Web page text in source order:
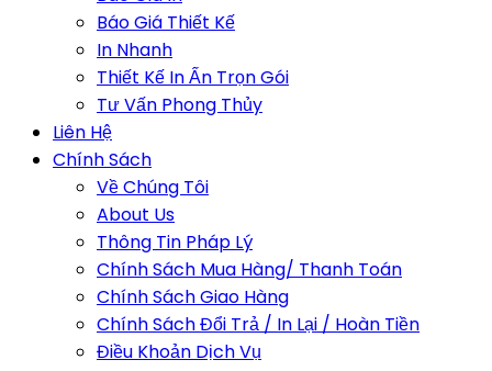
Báo Giá Thiết Kế
In Nhanh
Thiết Kế In Ấn Trọn Gói
Tư Vấn Phong Thủy
Liên Hệ
Chính Sách
Về Chúng Tôi
About Us
Thông Tin Pháp Lý
Chính Sách Mua Hàng/ Thanh Toán
Chính Sách Giao Hàng
Chính Sách Đổi Trả / In Lại / Hoàn Tiền
Điều Khoản Dịch Vụ